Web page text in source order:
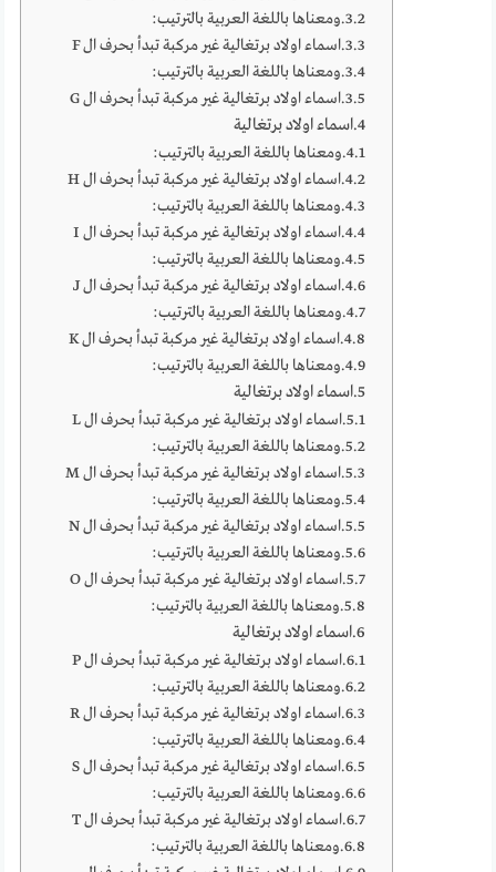
ومعناها باللغة العربية بالترتيب:
اسماء اولاد برتغالية غير مركبة تبدأ بحرف ال F
ومعناها باللغة العربية بالترتيب:
اسماء اولاد برتغالية غير مركبة تبدأ بحرف ال G
اسماء اولاد برتغالية
ومعناها باللغة العربية بالترتيب:
اسماء اولاد برتغالية غير مركبة تبدأ بحرف ال H
ومعناها باللغة العربية بالترتيب:
اسماء اولاد برتغالية غير مركبة تبدأ بحرف ال I
ومعناها باللغة العربية بالترتيب:
اسماء اولاد برتغالية غير مركبة تبدأ بحرف ال J
ومعناها باللغة العربية بالترتيب:
اسماء اولاد برتغالية غير مركبة تبدأ بحرف ال K
ومعناها باللغة العربية بالترتيب:
اسماء اولاد برتغالية
اسماء اولاد برتغالية غير مركبة تبدأ بحرف ال L
ومعناها باللغة العربية بالترتيب:
اسماء اولاد برتغالية غير مركبة تبدأ بحرف ال M
ومعناها باللغة العربية بالترتيب:
اسماء اولاد برتغالية غير مركبة تبدأ بحرف ال N
ومعناها باللغة العربية بالترتيب:
اسماء اولاد برتغالية غير مركبة تبدأ بحرف ال O
ومعناها باللغة العربية بالترتيب:
اسماء اولاد برتغالية
اسماء اولاد برتغالية غير مركبة تبدأ بحرف ال P
ومعناها باللغة العربية بالترتيب:
اسماء اولاد برتغالية غير مركبة تبدأ بحرف ال R
ومعناها باللغة العربية بالترتيب:
اسماء اولاد برتغالية غير مركبة تبدأ بحرف ال S
ومعناها باللغة العربية بالترتيب:
اسماء اولاد برتغالية غير مركبة تبدأ بحرف ال T
ومعناها باللغة العربية بالترتيب: